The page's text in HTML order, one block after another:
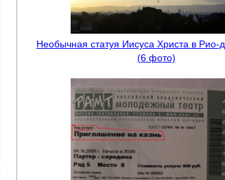
Необычная статуя Иисуса Христа в
(6 фото)